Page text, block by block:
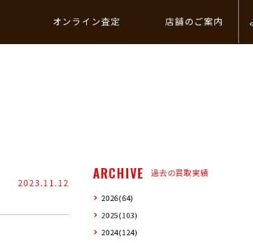
オンライン査定 店舗のご案内
2023.11.12
ARCHIVE 過去の買取実績
2026(64)
2025(103)
2024(124)